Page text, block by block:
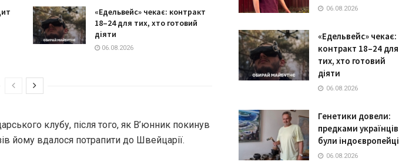
«Едельвейс» чекає: контракт
18–24 для тих, хто готовий
діяти
06.08.2026
клубу, після того, як В’юнник покинув
йому вдалося потрапити до Швейцарії.
06.08.2026
«Едельвейс» чекає:
контракт 18–24 для
тих, хто готовий
діяти
06.08.2026
Генетики довели:
предками українців
були індоєвропейці
06.08.2026